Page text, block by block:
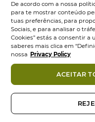
apenas para adultos.
Renova
exposição solar e
ou piscina, teres-te
O abuso de sol,
perigoso para a
Sem óleos minerais
•Testado
Ingredientes
Também podes
De acordo com a nossa
para te mostrar conteúdo
tuas preferências, para
Sociais, e para analisar o
Cookies” estás a consentir a
saberes mais clica em
nossa Privacy Policy
ACEITAR